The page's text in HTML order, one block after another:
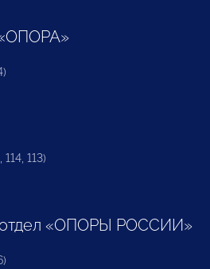
113)
«ОПОРЫ РОССИИ»